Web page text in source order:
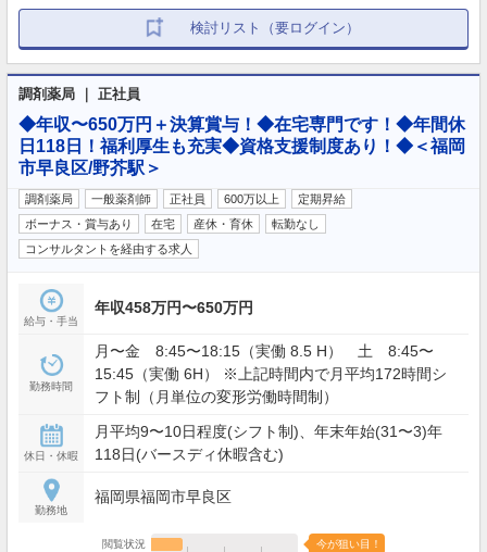
検討リスト（要ログイン）
調剤薬局 ｜ 正社員
◆年収〜650万円＋決算賞与！◆在宅専門です！◆年間休
日118日！福利厚生も充実◆資格支援制度あり！◆＜福岡
市早良区/野芥駅＞
調剤薬局 一般薬剤師 正社員 600万以上
定期昇給
ボーナス・賞与あり
在宅 産休・育休
転勤なし
コンサルタントを経由する求人
給与・手当
年収458万円〜650万円
勤務時間
月〜金 8:45〜18:15（実働 8.5 H） 土 8:45〜
15:45（実働 6H） ※上記時間内で月平均172時間シ
フト制（月単位の変形労働時間制）
休日・休暇
月平均9〜10日程度(シフト制)、年末年始(31〜3)年
118日(バースディ休暇含む)
勤務地
福岡県福岡市早良区
閲覧状況 今が狙い目！